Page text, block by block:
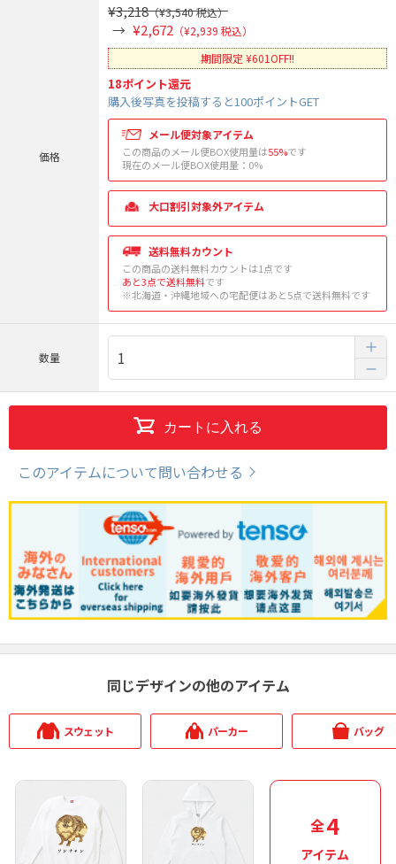
価格
¥3,218（¥3,540 税込）
¥2,672 （¥2,939 税込）
期間限定 ¥601OFF!!
18ポイント還元
購入後写真を投稿すると100ポイントGET
メール便対象アイテム
この商品のメール便BOX使用量は55%です
現在のメール便BOX使用量： 0%
大口割引対象外アイテム
送料無料カウント
この商品の送料無料カウントは1点です
あと3点で送料無料です
※北海道・沖縄地域への宅配便はあと5点で送料無料です
数量
カートに入れる
このアイテムについて問い合わせる
同じデザインの他のアイテム
スウェット パーカー バッグ
全4
アイテム